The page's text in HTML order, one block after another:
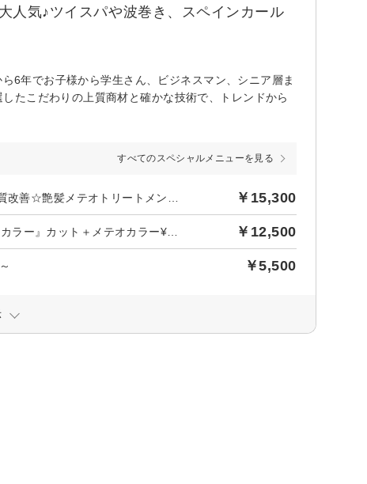
人気♪ツイスパや波巻き、スペインカール
年でお子様から学生さん、ビジネスマン、シニア層ま
たこだわりの上質商材と確かな技術で、トレンドから
すべてのスペシャルメニューを見る
￥15,300
￥12,500
￥5,500